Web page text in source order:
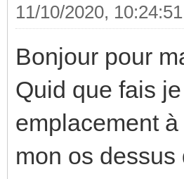
11/10/2020, 10:24:51
Bonjour pour
Quid que fais
emplacement
mon os